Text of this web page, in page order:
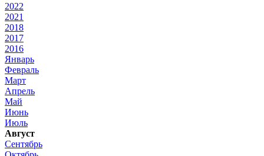
2022
2021
2018
2017
2016
Январь
Февраль
Март
Апрель
Май
Июнь
Июль
Август
Сентябрь